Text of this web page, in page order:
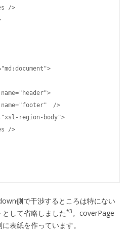
/>
　/>
region-body">
/>
側で干渉するところは特にない
して省略しました*3。coverPage
表紙を作っています。